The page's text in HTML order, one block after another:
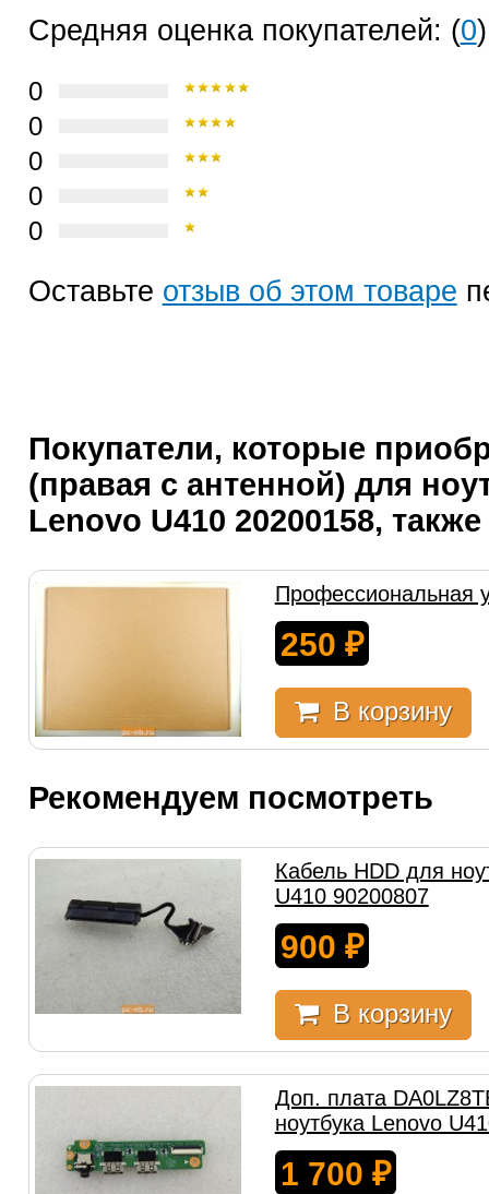
Средняя оценка покупателей: (0)
0
0
0
0
0
Оставьте отзыв об этом товаре
Покупатели, которые
(правая с антенной) для
Lenovo U410 20200158,
Профессиональная
250 ₽
В корзину
Рекомендуем посмотреть
Кабель HDD для
U410 90200807
900 ₽
В корзину
Доп. плата
ноутбука Lenovo
1 700 ₽